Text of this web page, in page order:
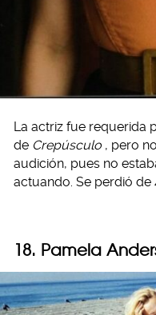
La actriz fue requerida
de Crepúsculo , pero
audición, pues no
actuando. Se perdió de
18. Pamela